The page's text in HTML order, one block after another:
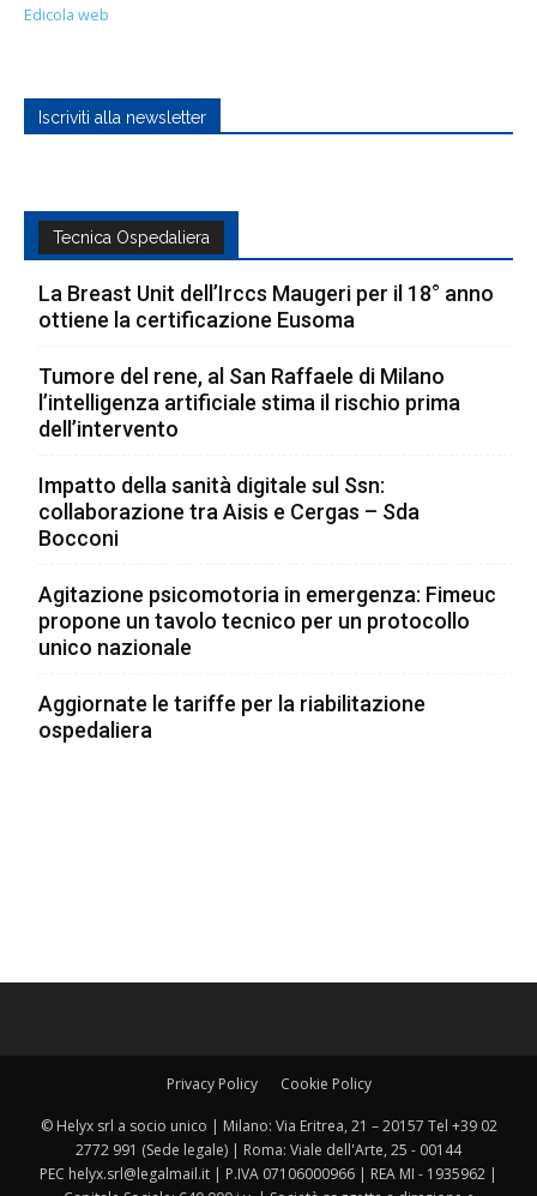
Edicola web
Iscriviti alla newsletter
Tecnica Ospedaliera
La Breast Unit dell’Irccs Maugeri per il 18° anno
ottiene la certificazione Eusoma
Tumore del rene, al San Raffaele di Milano
l’intelligenza artificiale stima il rischio prima
dell’intervento
Impatto della sanità digitale sul Ssn:
collaborazione tra Aisis e Cergas – Sda
Bocconi
Agitazione psicomotoria in emergenza: Fimeuc
propone un tavolo tecnico per un protocollo
unico nazionale
Aggiornate le tariffe per la riabilitazione
ospedaliera
Privacy Policy Cookie Policy
© Helyx srl a socio unico | Milano: Via Eritrea, 21 – 20157 Tel +39 02
2772 991 (Sede legale) | Roma: Viale dell'Arte, 25 - 00144
PEC helyx.srl@legalmail.it | P.IVA 07106000966 | REA MI - 1935962 |